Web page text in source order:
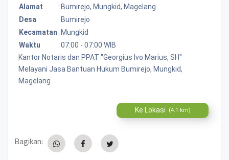
Alamat : Bumirejo, Mungkid, Magelang
Desa
: Bumirejo
Kecamatan : Mungkid
Waktu
:07:00 - 07:00 WIB
Kantor Notaris dan PPAT "Georgius Ivo Marius, SH"
Melayani Jasa Bantuan Hukum Bumirejo, Mungkid,
Magelang
Ke Lokasi (4.1 km)
Bagikan: